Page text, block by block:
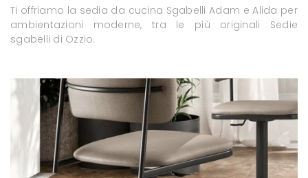
Ti offriamo la sedia da cucina Sgabelli Adam e Alida per
ambientazioni moderne, tra le più originali Sedie
sgabelli di Ozzio.